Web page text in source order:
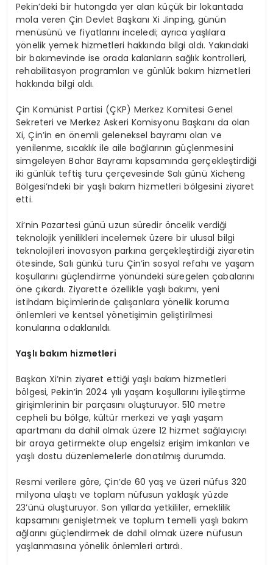
Pekin’deki bir hutongda yer alan küçük bir lokantada
mola veren Çin Devlet Başkanı Xi Jinping, günün
menüsünü ve fiyatlarını inceledi; ayrıca yaşlılara
yönelik yemek hizmetleri hakkında bilgi aldı. Yakındaki
bir bakımevinde ise orada kalanların sağlık kontrolleri,
rehabilitasyon programları ve günlük bakım hizmetleri
hakkında bilgi aldı.
Çin Komünist Partisi (ÇKP) Merkez Komitesi Genel
Sekreteri ve Merkez Askeri Komisyonu Başkanı da olan
Xi, Çin’in en önemli geleneksel bayramı olan ve
yenilenme, sıcaklık ile aile bağlarının güçlenmesini
simgeleyen Bahar Bayramı kapsamında gerçekleştirdiği
iki günlük teftiş turu çerçevesinde Salı günü Xicheng
Bölgesi’ndeki bir yaşlı bakım hizmetleri bölgesini ziyaret
etti.
Xi’nin Pazartesi günü uzun süredir öncelik verdiği
teknolojik yenilikleri incelemek üzere bir ulusal bilgi
teknolojileri inovasyon parkına gerçekleştirdiği ziyaretin
ötesinde, Salı günkü turu Çin’in sosyal refahı ve yaşam
koşullarını güçlendirme yönündeki süregelen çabalarını
öne çıkardı. Ziyarette özellikle yaşlı bakımı, yeni
istihdam biçimlerinde çalışanlara yönelik koruma
önlemleri ve kentsel yönetişimin geliştirilmesi
konularına odaklanıldı.
Yaşlı bakım hizmetleri
Başkan Xi’nin ziyaret ettiği yaşlı bakım hizmetleri
bölgesi, Pekin’in 2024 yılı yaşam koşullarını iyileştirme
girişimlerinin bir parçasını oluşturuyor. 510 metre
cepheli bu bölge, kültür merkezi ve yaşlı yaşam
apartmanı da dahil olmak üzere 12 hizmet sağlayıcıyı
bir araya getirmekte olup engelsiz erişim imkanları ve
yaşlı dostu düzenlemelerle donatılmış durumda.
Resmi verilere göre, Çin’de 60 yaş ve üzeri nüfus 320
milyona ulaştı ve toplam nüfusun yaklaşık yüzde
23’ünü oluşturuyor. Son yıllarda yetkililer, emeklilik
kapsamını genişletmek ve toplum temelli yaşlı bakım
ağlarını güçlendirmek de dahil olmak üzere nüfusun
yaşlanmasına yönelik önlemleri artırdı.